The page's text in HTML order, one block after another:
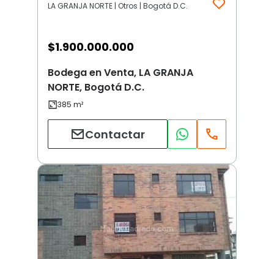
LA GRANJA NORTE | Otros | Bogotá D.C.
$1.900.000.000
Bodega en Venta, LA GRANJA
NORTE, Bogotá D.C.
Contactar